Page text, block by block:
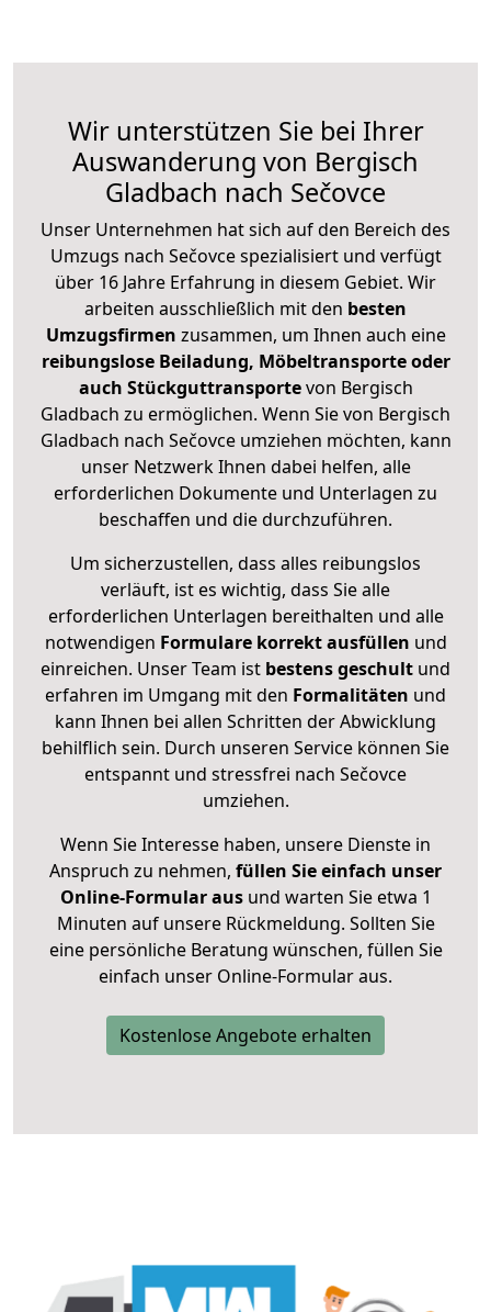
Wir unterstützen Sie bei Ihrer
Auswanderung von Bergisch
Gladbach nach Sečovce
Unser Unternehmen hat sich auf den Bereich des
Umzugs nach Sečovce spezialisiert und verfügt
über 16 Jahre Erfahrung in diesem Gebiet. Wir
arbeiten ausschließlich mit den besten
Umzugsfirmen zusammen, um Ihnen auch eine
reibungslose Beiladung, Möbeltransporte oder
auch Stückguttransportevon Bergisch
Gladbach zu ermöglichen. Wenn Sie von Bergisch
Gladbach nach Sečovce umziehen möchten, kann
unser Netzwerk Ihnen dabei helfen, alle
erforderlichen Dokumente und Unterlagen zu
beschaffen und die durchzuführen.
Um sicherzustellen, dass alles reibungslos
verläuft, ist es wichtig, dass Sie alle
erforderlichen Unterlagen bereithalten und alle
notwendigen Formulare korrekt ausfüllen und
einreichen. Unser Team ist bestens geschult und
erfahren im Umgang mit den Formalitäten und
kann Ihnen bei allen Schritten der Abwicklung
behilflich sein. Durch unseren Service können Sie
entspannt und stressfrei nach Sečovce
umziehen.
Wenn Sie Interesse haben, unsere Dienste in
Anspruch zu nehmen, füllen Sie einfach unser
Online-Formular ausund warten Sie etwa 1
Minuten auf unsere Rückmeldung. Sollten Sie
eine persönliche Beratung wünschen, füllen Sie
einfach unser Online-Formular aus.
Kostenlose Angebote erhalten